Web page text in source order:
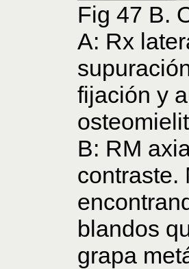
Fig 47 B.
A: Rx
fijación y
B: RM
contraste.
blandos
grapa